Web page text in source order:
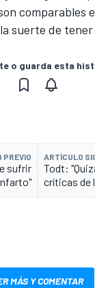
comparables
suerte de
o guarda esta
PREVIO
sufrir
ARTÍCULO
Todt:
críticas de
MÁS Y COMENTAR